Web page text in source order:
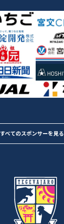
すべてのスポンサーを見る